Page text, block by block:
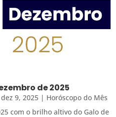
de 2025
dez 9, 2025 | Horóscopo do Mês
com o brilho altivo do Galo de